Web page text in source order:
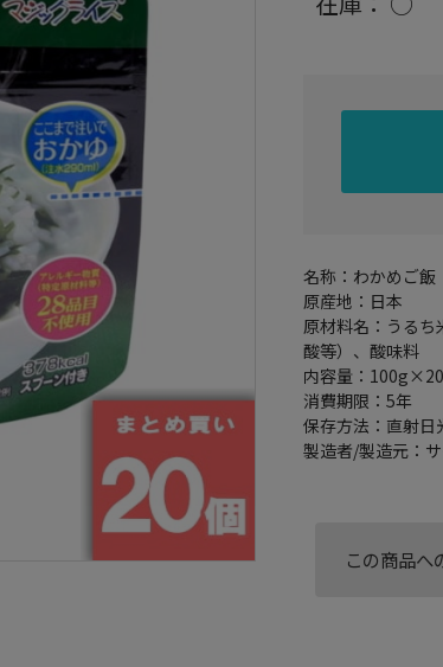
名称：わかめご飯
原産地：日本
原材料名：うるち
酸等）、酸味料
内容量：
消費期限：5年
保存方法：直射日
製造者/製造元：
この商品へ